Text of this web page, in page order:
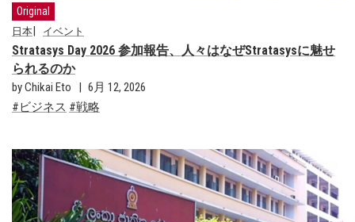
Original
日本 イベント
Stratasys Day 2026 参加報告、人々はなぜStratasysに魅せ
られるのか
by Chikai Eto
6月 12, 2026
ビジネス
戦略